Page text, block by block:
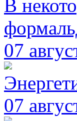
В
07
07